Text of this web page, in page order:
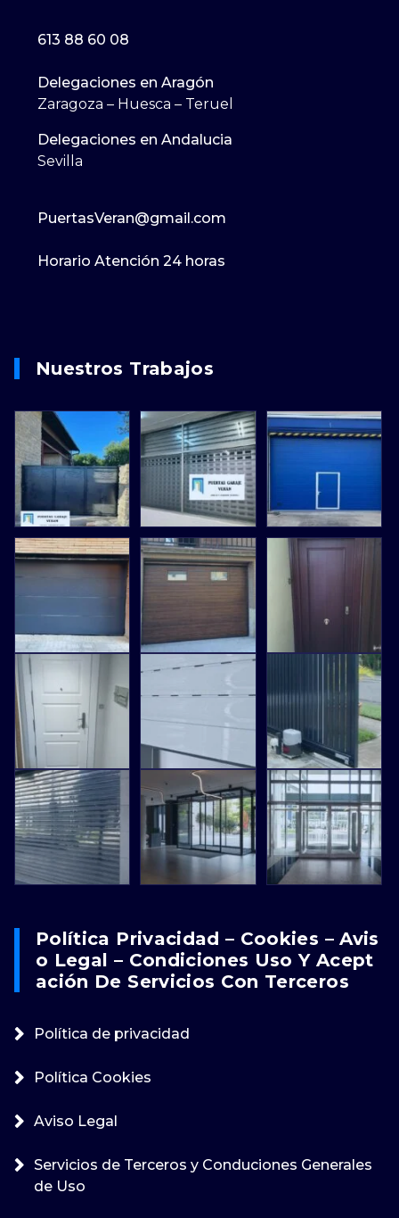
613 88 60 08
Delegaciones en Aragón
Zaragoza – Huesca – Teruel
Delegaciones en Andalucia
Sevilla
PuertasVeran@gmail.com
Horario Atención 24 horas
Nuestros Trabajos
Política Privacidad – Cookies – Avis
O Legal – Condiciones Uso Y Acept
Ación De Servicios Con Terceros
Política de privacidad
Política Cookies
Aviso Legal
Servicios de Terceros y Conduciones Generales
de Uso